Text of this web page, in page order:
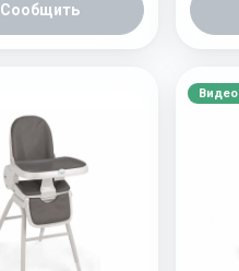
Сообщить
Видео